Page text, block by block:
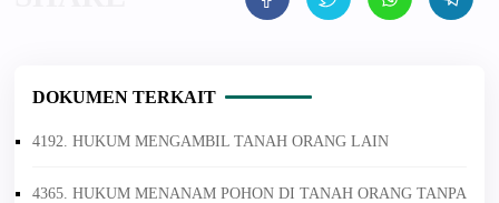
DOKUMEN TERKAIT
4192. HUKUM MENGAMBIL TANAH ORANG LAIN
4365. HUKUM MENANAM POHON DI TANAH ORANG TANPA